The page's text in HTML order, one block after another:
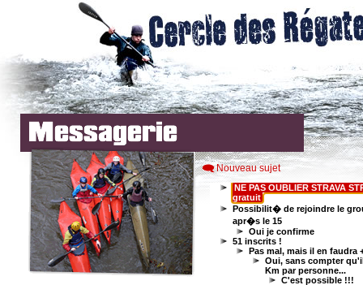
Nouveau sujet